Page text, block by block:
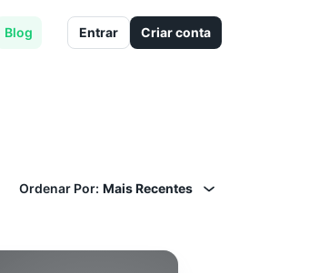
Blog Entrar Criar conta
Ordenar Por: Mais Recentes